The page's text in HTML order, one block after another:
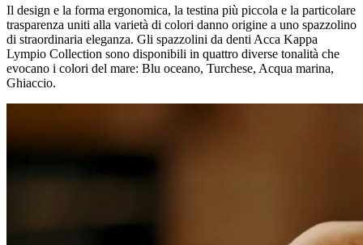
Il design e la forma ergonomica, la testina più piccola e la particolare
trasparenza uniti alla varietà di colori danno origine a uno spazzolino
di straordinaria eleganza. Gli spazzolini da denti Acca Kappa
Lympio Collection sono disponibili in quattro diverse tonalità che
evocano i colori del mare: Blu oceano, Turchese, Acqua marina,
Ghiaccio.